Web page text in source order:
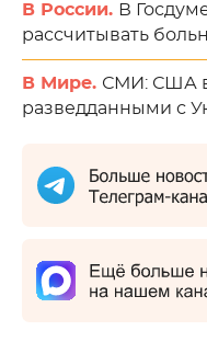
В России. В
рассчитывать
В Мире. СМИ: США
разведданными с